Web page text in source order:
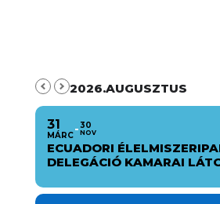
2026.AUGUSZTUS
31
MÁRC
30
NOV
ECUADORI
DELEGÁCIÓ KAMARAI